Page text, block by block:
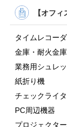
【オフィ
タイムレコー
金庫・耐火金
業務用シュレ
紙折り機
チェックライ
PC周辺機器
プロジェクタ